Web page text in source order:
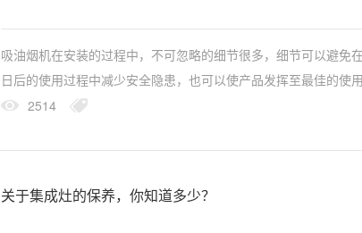
吸油烟机在安装的过程中，不可忽略的细节很多，细节可以避免
日后的使用过程中减少安全隐患，也可以使产品发挥至最佳的使
果，三分产品七分安装。...
2514
关于集成灶的保养，你知道多少？